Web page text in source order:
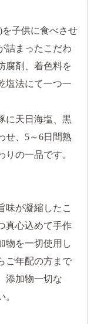
を子供に食べさせ
詰まったこだわ
腐剤、着色料を
塩法にて一つ一
に天日海塩、黒
せ、5～6日間熟
の一品です。
味が凝縮したこ
真心込めて手作
物を一切使用し
ご年配の方まで
添加物一切な